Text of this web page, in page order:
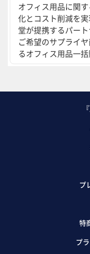
オフィス用品に関
化とコスト削減を
堂が提携するパー
ご希望のサプライ
るオフィス用品一
プ
特
プ